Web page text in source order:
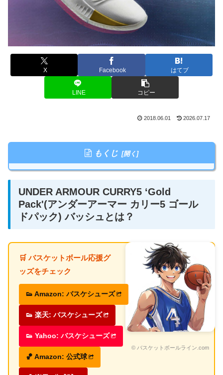
X Facebook はてブ
LINE コピー
2018.06.01 2026.07.17
もくじ
UNDER ARMOUR CURRY5 ‘Gold
Pack'(アンダーアーマー カリー5 ゴール
ドパック) バッシュとは？
© バスケットボールライン.com
🛒 バスケットボール応援グ
ッズをチェック
👟 Amazon: バスケシューズ
👟 楽天: バスケシューズ
👟 Yahoo: バスケシューズ
🏀 Amazon: 公式球